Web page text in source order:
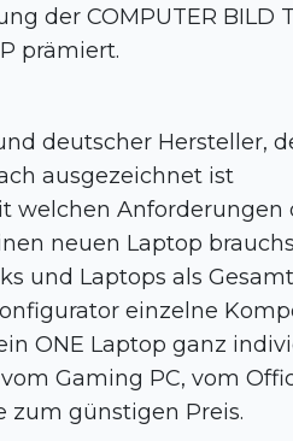
der COMPUTER BILD
prämiert.
deutscher Hersteller,
ausgezeichnet ist
welchen
neuen Laptop
und Laptops als
einzelne
ONE Laptop ganz
Gaming PC, vom
zum günstigen Preis.